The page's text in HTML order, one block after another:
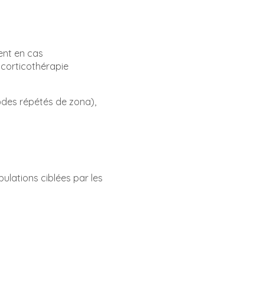
en cas
corticothérapie
répétés de zona),
ciblées par les